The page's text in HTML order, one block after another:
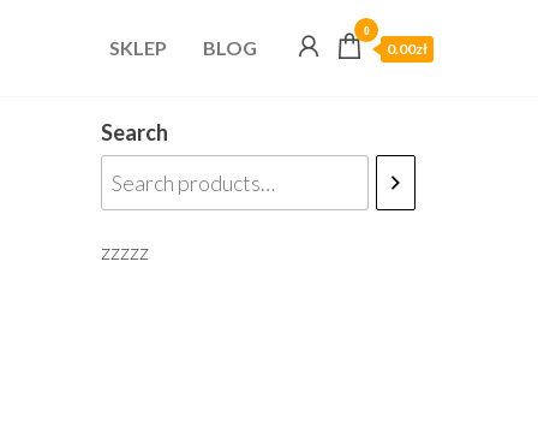
SKLEP BLOG
0
0.00zł
Search
zzzzz